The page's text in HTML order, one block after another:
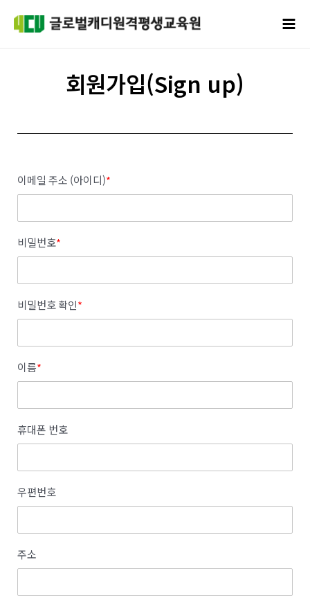
건너뛰기
회원가입(Sign up)
이메일 주소 (아이디)*
비밀번호*
비밀번호 확인*
이름*
휴대폰 번호
우편번호
주소